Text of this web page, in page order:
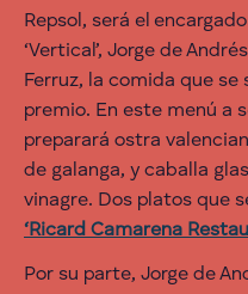
Repsol, será el
‘Vertical’, Jorge de
Ferruz, la comida que
premio. En este menú a
preparará ostra
de galanga, y caballa
vinagre. Dos platos que
‘Ricard Camarena
Por su parte, Jorge de